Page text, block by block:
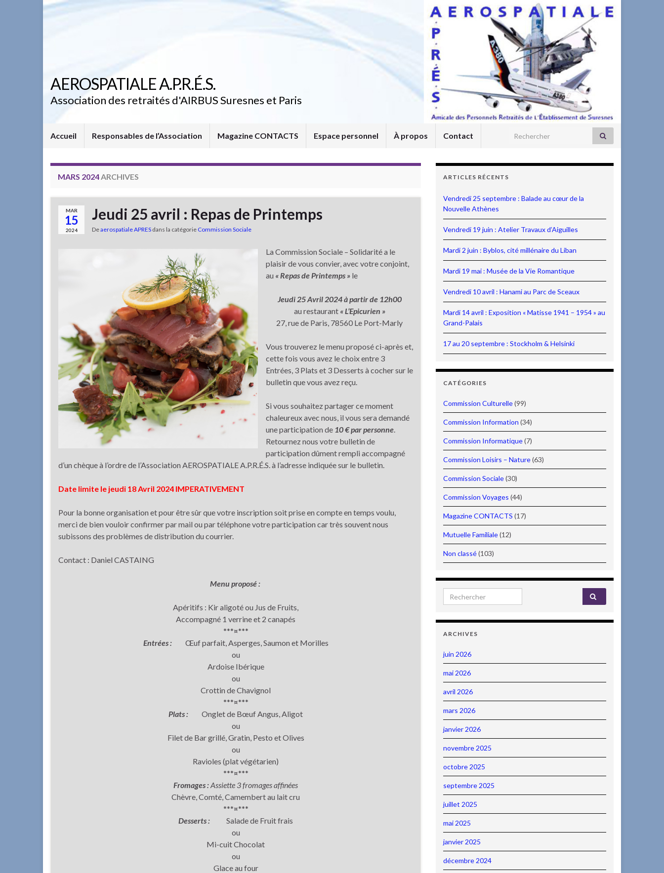
AEROSPATIALE A.P.R.É.S.
Association des retraités d'AIRBUS Suresnes et Paris
Accueil Responsables de l’Association Magazine CONTACTS Espace personnel À propos Contact Search for:
MARS 2024ARCHIVES
MAR
15
2024
Jeudi 25 avril : Repas de Printemps
Deaerospatiale APRES dans la catégorie Commission Sociale
La Commission Sociale – Solidarité a le
plaisir de vous convier, avec votre conjoint,
au « Repas de Printemps » le
Jeudi 25 Avril 2024à partir de 12h00
au restaurant « L’Epicurien »
27, rue de Paris, 78560 Le Port-Marly
Vous trouverez le menu proposé ci-après et,
cette fois vous avez le choix entre 3
Entrées, 3 Plats et 3 Desserts à cocher sur le
bulletin que vous avez reçu.
Si vous souhaitez partager ce moment
chaleureux avec nous, il vous sera demandé
une participation de 10 € par personne.
Retournez nous votre bulletin de
participation dûment rempli accompagné
d’un chèque à l’ordre de l’Association AEROSPATIALE A.P.R.É.S. à l’adresse indiquée sur le bulletin.
Date limite le jeudi 18 Avril 2024 IMPERATIVEMENT
Pour la bonne organisation et pour être sûr que votre inscription soit prise en compte en temps voulu,
merci de bien vouloir confirmer par mail ou par téléphone votre participation car très souvent nous
subissons des problèmes de distribution du courrier.
Contact : Daniel CASTAING
Menu proposé :
Apéritifs : Kir aligoté ou Jus de Fruits,
Accompagné 1 verrine et 2 canapés
***¤***
Entrées :Œuf parfait, Asperges, Saumon et Morilles
ou
Ardoise Ibérique
ou
Crottin de Chavignol
***¤***
Plats : Onglet de Bœuf Angus, Aligot
ou
Filet de Bar grillé, Gratin, Pesto et Olives
ou
Ravioles (plat végétarien)
***¤***
Fromages :Assiette 3 fromages affinées
Chèvre, Comté, Camembert au lait cru
***¤***
Desserts :
Salade de Fruit frais
ou
Mi-cuit Chocolat
ou
Glace au four
ARTICLES RÉCENTS
Vendredi 25 septembre : Balade au cœur de la
Nouvelle Athènes
Vendredi 19 juin : Atelier Travaux d’Aiguilles
Mardi 2 juin : Byblos, cité millénaire du Liban
Mardi 19 mai : Musée de la Vie Romantique
Vendredi 10 avril : Hanami au Parc de Sceaux
Mardi 14 avril : Exposition « Matisse 1941 – 1954 » au
Grand-Palais
17 au 20 septembre : Stockholm & Helsinki
CATÉGORIES
Commission Culturelle(99)
Commission Information (34)
Commission Informatique(7)
Commission Loisirs – Nature(63)
Commission Sociale(30)
Commission Voyages (44)
Magazine CONTACTS (17)
Mutuelle Familiale(12)
Non classé(103)
Search for:
ARCHIVES
juin 2026
mai 2026
avril 2026
mars 2026
janvier 2026
novembre 2025
octobre 2025
septembre 2025
juillet 2025
mai 2025
janvier 2025
décembre 2024